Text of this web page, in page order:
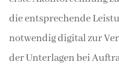
die entsprechende
notwendig digital zur
der Unterlagen bei